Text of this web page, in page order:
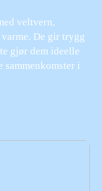
veltvern,
De gir trygg
gjør dem ideelle
sammenkomster i